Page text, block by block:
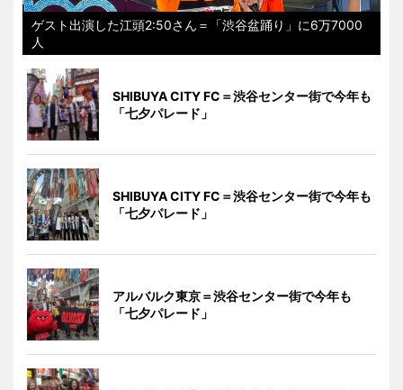
ゲスト出演した江頭2:50さん＝「渋谷盆踊り」に6万7000
人
SHIBUYA CITY FC＝渋谷センター街で今年も
「七夕パレード」
SHIBUYA CITY FC＝渋谷センター街で今年も
「七夕パレード」
アルバルク東京＝渋谷センター街で今年も
「七夕パレード」